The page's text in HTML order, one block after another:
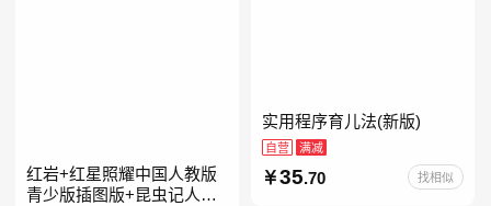
实用程序育儿法(新版)
自营 满减
35.70 找相似
红岩+红星照耀中国人教版
青少版插图版+昆虫记人教